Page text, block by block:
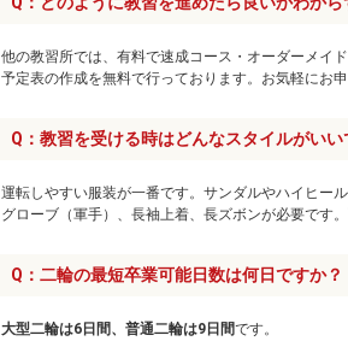
他の教習所では、有料で速成コース・オーダーメイ
予定表の作成を無料で行っております。お気軽にお申
Q：教習を受ける時はどんなスタイルがいい
運転しやすい服装が一番です。サンダルやハイヒー
グローブ（軍手）、長袖上着、長ズボンが必要です
Q：二輪の最短卒業可能日数は何日ですか？
大型二輪は6日間、普通二輪は9日間です。